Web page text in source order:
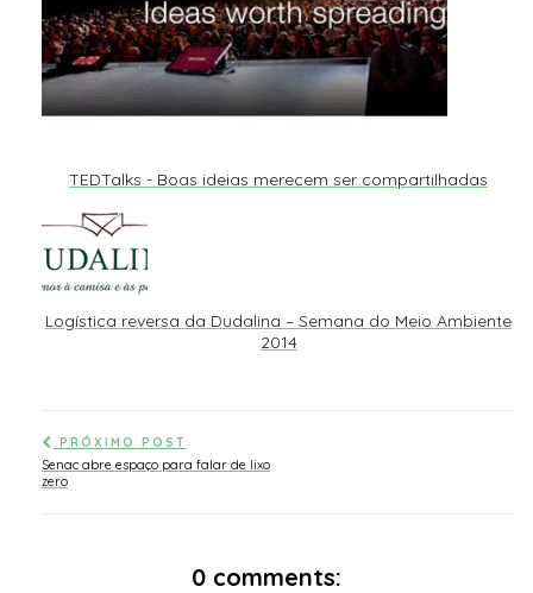
TEDTalks - Boas ideias merecem ser compartilhadas
Logística reversa da Dudalina – Semana do Meio Ambiente
2014
PRÓXIMO POST
Senac abre espaço para falar de lixo
zero
0 comments: